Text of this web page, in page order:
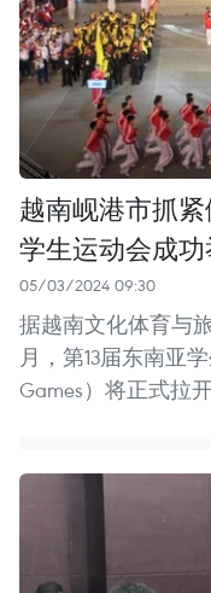
越南岘港市抓
学生运动会成
05/03/2024 09:30
据越南文化体育与
月，第13届东南亚
Games）将正式拉开